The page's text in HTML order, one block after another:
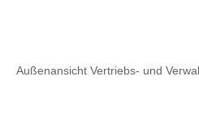
Außenansicht Vertriebs- und